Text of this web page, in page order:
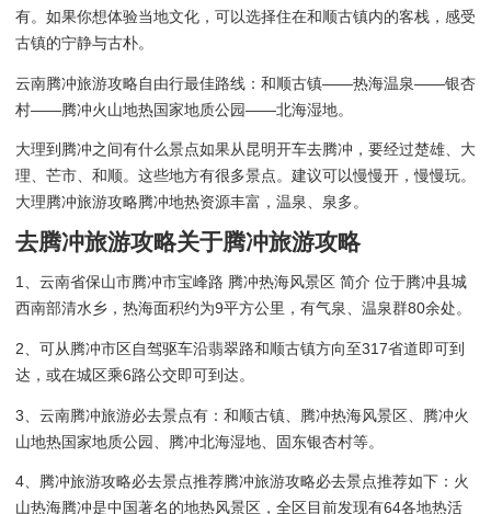
有。如果你想体验当地文化，可以选择住在和顺古镇内的客栈，感受
古镇的宁静与古朴。
云南腾冲旅游攻略自由行最佳路线：和顺古镇——热海温泉——银杏
村——腾冲火山地热国家地质公园——北海湿地。
大理到腾冲之间有什么景点如果从昆明开车去腾冲，要经过楚雄、大
理、芒市、和顺。这些地方有很多景点。建议可以慢慢开，慢慢玩。
大理腾冲旅游攻略腾冲地热资源丰富，温泉、泉多。
去腾冲旅游攻略关于腾冲旅游攻略
1、云南省保山市腾冲市宝峰路 腾冲热海风景区 简介 位于腾冲县城
西南部清水乡，热海面积约为9平方公里，有气泉、温泉群80余处。
2、可从腾冲市区自驾驱车沿翡翠路和顺古镇方向至317省道即可到
达，或在城区乘6路公交即可到达。
3、云南腾冲旅游必去景点有：和顺古镇、腾冲热海风景区、腾冲火
山地热国家地质公园、腾冲北海湿地、固东银杏村等。
4、腾冲旅游攻略必去景点推荐腾冲旅游攻略必去景点推荐如下：火
山热海腾冲是中国著名的地热风景区，全区目前发现有64各地热活